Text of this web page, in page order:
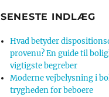
SENESTE INDLÆG
Hvad betyder
provenu? En guide til
vigtigste begreber
Moderne vejbelysning i
trygheden for beboere